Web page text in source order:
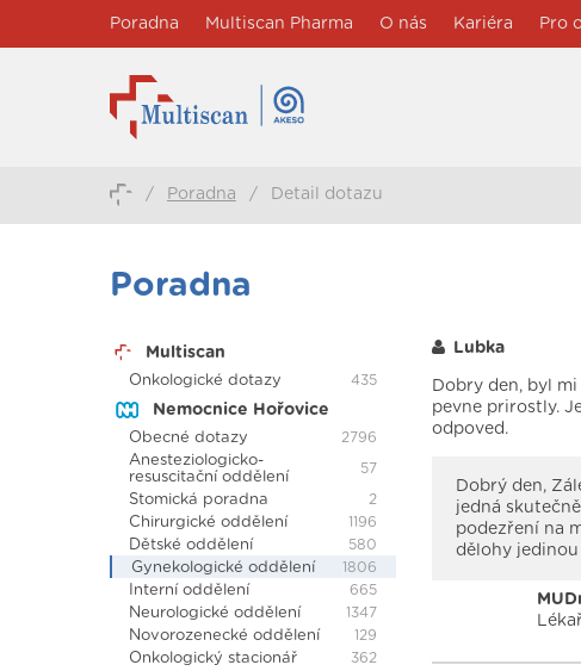
Poradna Multiscan Pharma O nás Kariéra Pro
/ Poradna / Detail dotazu
Poradna
Multiscan
Onkologické dotazy 435
Nemocnice Hořovice
Obecné dotazy 2796
Anesteziologicko-
resuscitační oddělení
57
Stomická poradna 2
Chirurgické oddělení 1196
Dětské oddělení 580
Gynekologické oddělení 1806
Interní oddělení 665
Neurologické oddělení 1347
Novorozenecké oddělení 129
Onkologický stacionář 362
Lubka
Dobry den, byl
pevne prirostly.
odpoved.
Dobrý den,
jedná
podezření na
dělohy jedinou